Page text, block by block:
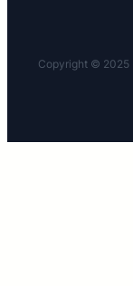
Copyright © 2025 ·